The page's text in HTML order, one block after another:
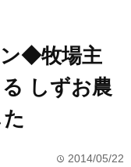
◆牧場主
しずお農
time 2014/05/22